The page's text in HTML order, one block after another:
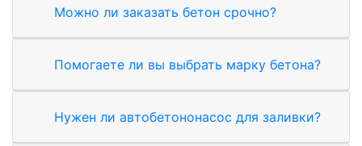
Можно ли заказать бетон срочно?
Помогаете ли вы выбрать марку бетона?
Нужен ли автобетононасос для заливки?